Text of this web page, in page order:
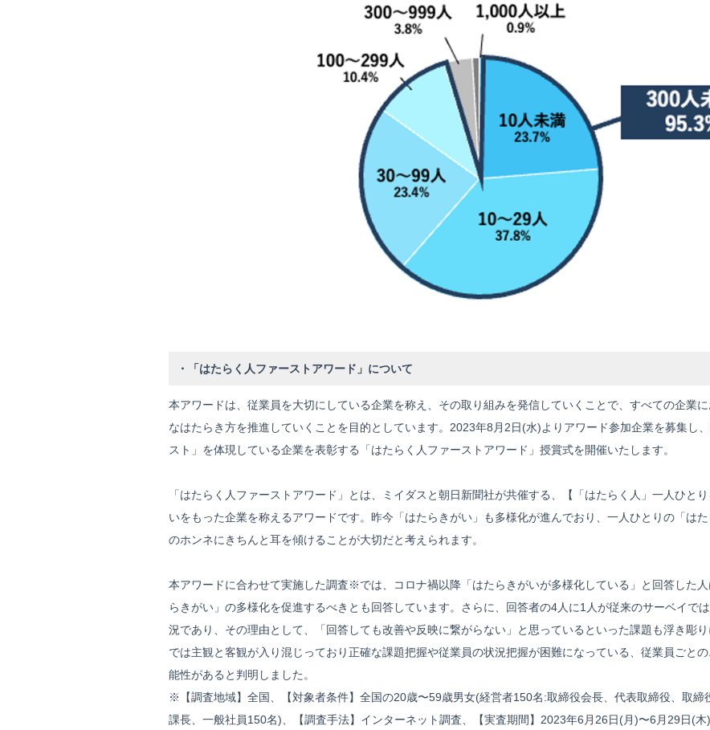
・「はたらく人ファーストアワード」について
本アワードは、従業員を大切にしている企業を称え、その取り組みを発信していくことで、すべての企業
なはたらき方を推進していくことを目的としています。2023年8月2日(水)よりアワード参加企業を募集し
スト」を体現している企業を表彰する「はたらく人ファーストアワード」授賞式を開催いたします。
「はたらく人ファーストアワード」とは、ミイダスと朝日新聞社が共催する、【「はたらく人」一人ひと
いをもった企業を称えるアワードです。昨今「はたらきがい」も多様化が進んでおり、一人ひとりの「は
のホンネにきちんと耳を傾けることが大切だと考えられます。
本アワードに合わせて実施した調査※では、コロナ禍以降「はたらきがいが多様化している」と回答した
らきがい」の多様化を促進するべきとも回答しています。さらに、回答者の4人に1人が従来のサーベイで
況であり、その理由として、「回答しても改善や反映に繋がらない」と思っているといった課題も浮き彫
では主観と客観が入り混じっており正確な課題把握や従業員の状況把握が困難になっている、従業員ごと
能性があると判明しました。
※【調査地域】全国、【対象者条件】全国の20歳〜59歳男女(経営者150名:取締役会⻑、代表取締役、取締
課⻑、一般社員150名)、【調査手法】インターネット調査、【実査期間】2023年6月26日(月)〜6月29日(